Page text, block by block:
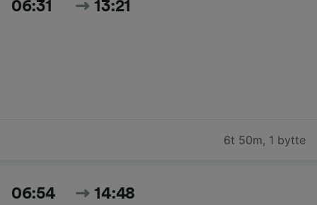
06:31 13:21
6t 50m, 1 bytte
06:54 14:48